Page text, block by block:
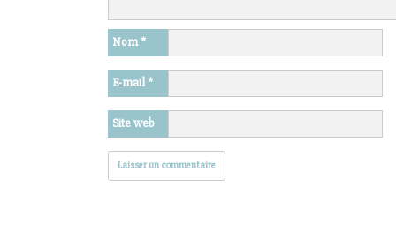
Nom*
E-mail*
Site web